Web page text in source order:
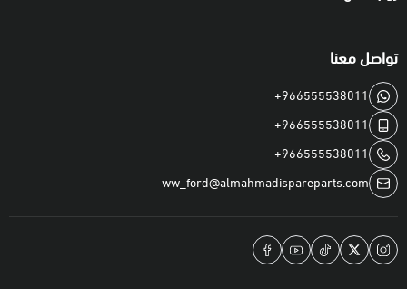
تواصل معنا
+966555538011
+966555538011
+966555538011
ww_ford@almahmadispareparts.com